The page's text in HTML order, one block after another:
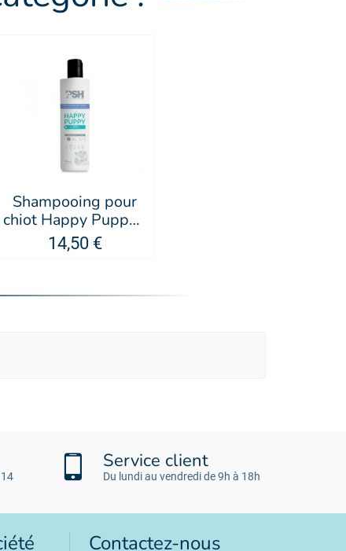
Shampooing pour
chiot Happy Puppy -
PSH
14,50 €
Service client
Du lundi au vendredi de 9h à 18h
Contactez-nous